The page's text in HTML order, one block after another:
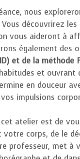
nous
découvrirez
vous aideront à
également des
et de la méthode
et ouvrant
en douceur
impulsions
cet atelier est de
votre corps, de le
professeur, met à